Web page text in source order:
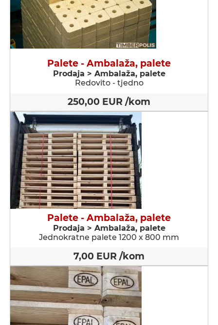
Palete - Ambalaža, palete
Prodaja > Ambalaža, palete
Redovito - tjedno
250,00 EUR /kom
Palete - Ambalaža, palete
Prodaja > Ambalaža, palete
Jednokratne palete 1200 x 800 mm
7,00 EUR /kom